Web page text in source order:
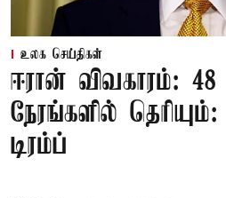
உலக செய்திகள்
ஈரான் விவகாரம்:
நேரங்களில்
டிரம்ப்